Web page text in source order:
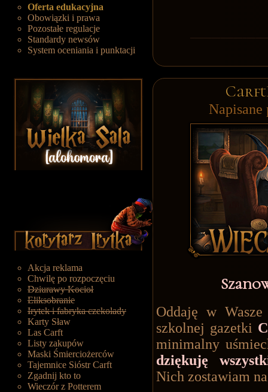
Oferta edukacyjna
Obowiązki i prawa
Pozostałe regulacje
Standardy newsów
System oceniania i punktacji
Akcja reklama
Chwilę po rozpoczęciu
Dziurawy Kocioł
Eliksobranie
Irytek i fabryka czekolady
Karty Sław
Las Carft
Listy zakupów
Maski Śmierciożerców
Tajemnice Sióstr Carft
Zgadnij kto to
Wieczór z Potterem
Napisane
Oddaję w
szkolnej gazetki
minimalny
dziękuję
Nich zostawiam